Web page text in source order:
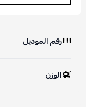
رقم الموديل
الوزن